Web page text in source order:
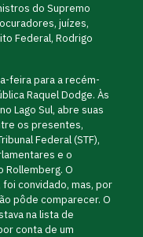
do Supremo
juízes,
Federal, Rodrigo
feira para a recém-
Raquel Dodge. Às
Lago Sul, abre suas
os presentes,
Federal (STF),
e o
Rollemberg. O
convidado, mas, por
pôde comparecer. O
na lista de
conta de um